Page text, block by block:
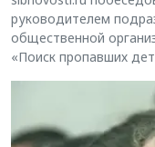
руководителем
общественной
«Поиск пропавших